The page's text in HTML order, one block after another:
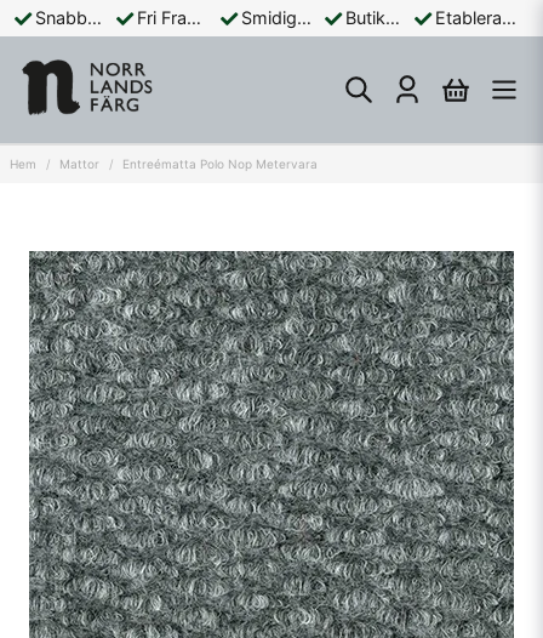
Snabba Leveranser Fri Frakt Över 899:- Smidiga Betalningar Butik och Online Etablerad Sedan 1965
Hem Mattor Entreématta Polo Nop Metervara